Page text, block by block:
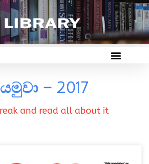
– 2017
and read all about it